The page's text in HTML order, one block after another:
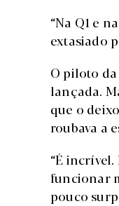
“Na Q1 e
extasiado
O piloto
lançada.
que o
roubava a
“É
funcionar
pouco